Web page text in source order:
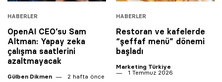
HABERLER
OpenAI CEO’su Sam
Altman: Yapay zeka
çalışma saatlerini
azaltmayacak
Gülben Dikmen 2 hafta önce
HABERLER
Restoran ve kafelerde
“şeffaf menü” dönemi
başladı
Marketing Türkiye
1 Temmuz 2026